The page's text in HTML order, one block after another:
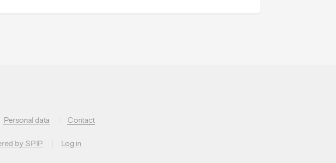
Personal data Contact
by SPIP Log in